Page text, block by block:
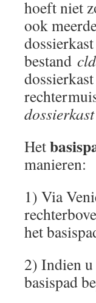
hoeft niet
ook
bestand
Het
manieren:
1) Via
het
2) Indien u
basispad